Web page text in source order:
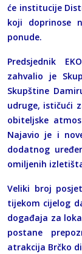
će institucije
koji doprinose
ponude.
Predsjednik
zahvalio je
Skupštine
udruge, ističući
obiteljske
Najavio je i
dodatnog
omiljenih
Veliki broj
tijekom cijelog
događaja za
postane
atrakcija Brčko